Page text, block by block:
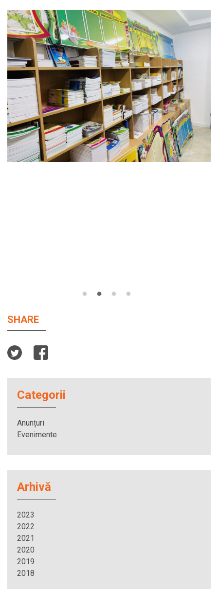
SHARE
Categorii
Anunțuri
Evenimente
Arhivă
2023
2022
2021
2020
2019
2018